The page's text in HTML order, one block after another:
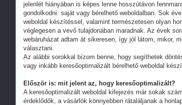
jelenlét hiányában is képes lenne hosszútávon
gondolkodni: saját vagy bérelhető weboldalban. Sok
weboldal készítéssel, valamint természetesen olyan
véglegesen a vevő tulajdonában maradnak. Az évek
webáruházat adtam át sikeresen, így jól látom, mikor,
választani.
Az alábbi sorokkal bízom benne, hogy segíthetek
vagy inkább keresőoptimalizált bérelhető weboldal
Először is: mit jelent az, hogy keresőoptimalizált?
A keresőoptimalizált weboldal kifejezés már sokak
érdeklődők, a vásárlók könnyebben rátaláljanak a